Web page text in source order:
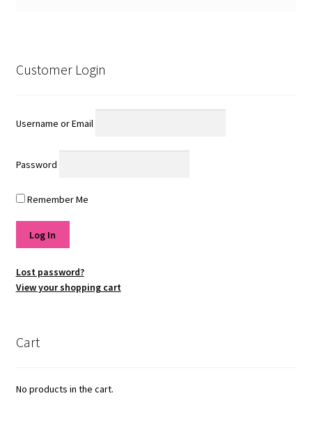
Customer Login
Username or Email
Password
Remember Me
Lost password?
View your shopping cart
Cart
No products in the cart.